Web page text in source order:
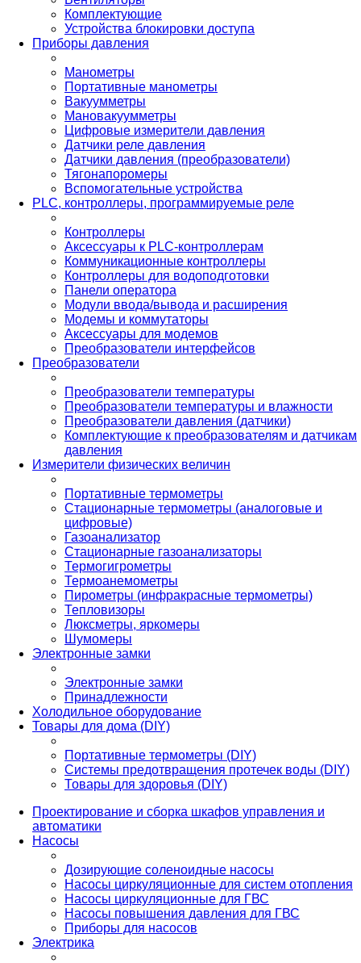
Комплектующие
Устройства блокировки доступа
Приборы давления
Манометры
Портативные манометры
Вакуумметры
Мановакуумметры
Цифровые измерители давления
Датчики реле давления
Датчики давления (преобразователи)
Тягонапоромеры
Вспомогательные устройства
PLС, контроллеры, программируемые реле
Контроллеры
Аксессуары к PLC-контроллерам
Коммуникационные контроллеры
Контроллеры для водоподготовки
Панели оператора
Модули ввода/вывода и расширения
Модемы и коммутаторы
Аксессуары для модемов
Преобразователи интерфейсов
Преобразователи
Преобразователи температуры
Преобразователи температуры и влажности
Преобразователи давления (датчики)
Комплектующие к преобразователям и датчикам
давления
Измерители физических величин
Портативные термометры
Стационарные термометры (аналоговые и
цифровые)
Газоанализатор
Стационарные газоанализаторы
Термогигрометры
Термоанемометры
Пирометры (инфракрасные термометры)
Тепловизоры
Люксметры, яркомеры
Шумомеры
Электронные замки
Электронные замки
Принадлежности
Холодильное оборудование
Товары для дома (DIY)
Портативные термометры (DIY)
Системы предотвращения протечек воды (DIY)
Товары для здоровья (DIY)
Проектирование и сборка шкафов управления и
автоматики
Насосы
Дозирующие соленоидные насосы
Насосы циркуляционные для систем отопления
Насосы циркуляционные для ГВС
Насосы повышения давления для ГВС
Приборы для насосов
Электрика